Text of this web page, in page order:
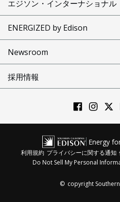
エジソン・インターナショナル
ENERGIZED by Edison
Newsroom
採用情報
Energy
利用規約 プライバシーに関する通知
Do Not Sell My Personal
© copyright